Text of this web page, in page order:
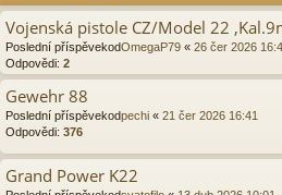
Vojenská pistole CZ/Model 22
Poslední příspěvekodOmegaP79 « 26 čer 2026
Odpovědi: 2
Gewehr 88
Poslední příspěvekodpechi « 21 čer 2026 16:41
Odpovědi: 376
Grand Power K22